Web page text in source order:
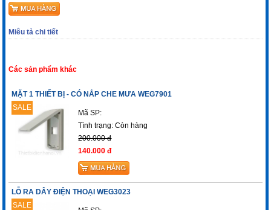
Miêu tả chi tiết
Các sản phẩm khác
MẶT 1 THIẾT BỊ - CÓ NẮP CHE MƯA WEG7901
SALE
Mã SP:
Tình trạng:Còn hàng
200.000 đ
140.000 đ
LỖ RA DÂY ĐIỆN THOẠI WEG3023
SALE